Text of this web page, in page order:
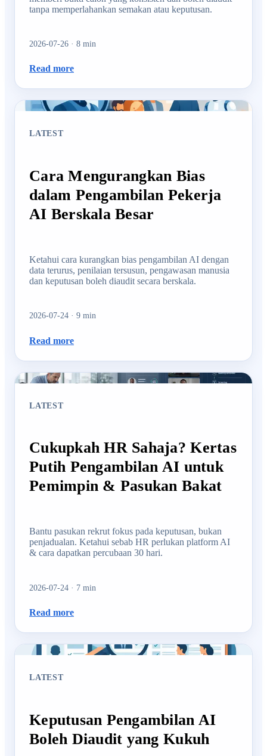
tanpa memperlahankan semakan atau keputusan.
2026-07-26 · 8 min
Read more
LATEST
Cara Mengurangkan Bias
dalam Pengambilan Pekerja
AI Berskala Besar
Ketahui cara kurangkan bias pengambilan AI dengan
data terurus, penilaian tersusun, pengawasan manusia
dan keputusan boleh diaudit secara berskala.
2026-07-24 · 9 min
Read more
LATEST
Cukupkah HR Sahaja? Kertas
Putih Pengambilan AI untuk
Pemimpin & Pasukan Bakat
Bantu pasukan rekrut fokus pada keputusan, bukan
penjadualan. Ketahui sebab HR perlukan platform AI
& cara dapatkan percubaan 30 hari.
2026-07-24 · 7 min
Read more
LATEST
Keputusan Pengambilan AI
Boleh Diaudit yang Kukuh